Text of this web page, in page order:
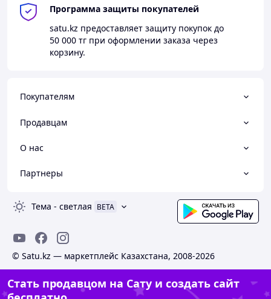
Программа защиты покупателей
satu.kz предоставляет защиту покупок до
50 000 тг при оформлении заказа через
корзину.
Покупателям
Продавцам
О нас
Партнеры
Тема - светлая BETA
© Satu.kz — маркетплейс Казахстана, 2008-2026
Стать продавцом на Сату и создать сайт